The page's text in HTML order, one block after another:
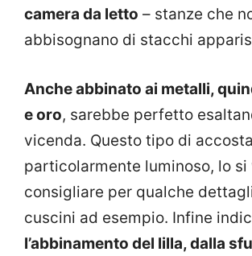
camera da letto – stanze che
abbisognano di stacchi
Anche abbinato ai metalli,
e oro, sarebbe perfetto
vicenda. Questo tipo di
particolarmente luminoso, lo si
consigliare per qualche
cuscini ad esempio. Infine
l’abbinamento del lilla, dalla